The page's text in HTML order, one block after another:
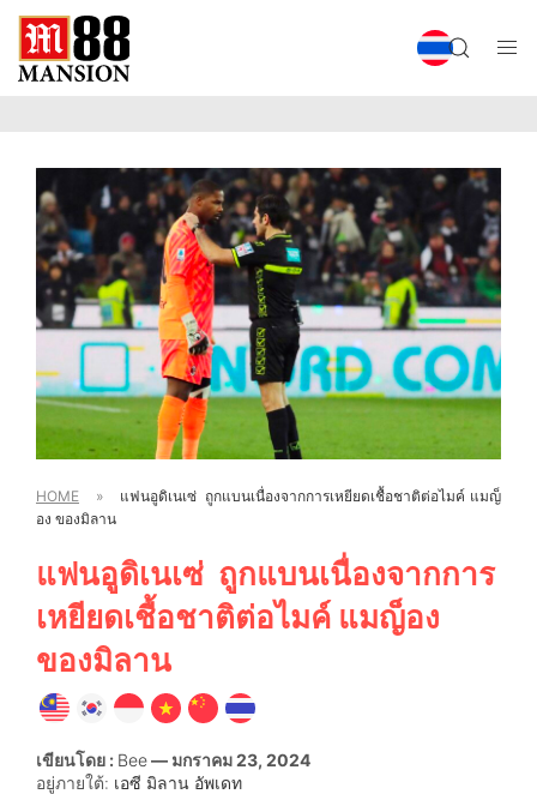
HOME »
แฟนอูดิเนเซ่ ถูกแบนเนื่องจากการเหยียดเชื้อชาติต่อไมค์ แมญ็
อง ของมิลาน
แฟนอูดิเนเซ่ ถูกแบนเนื่องจากการ
เหยียดเชื้อชาติต่อไมค์ แมญ็อง
ของมิลาน
เขียนโดย : Bee— มกราคม 23, 2024
อยู่ภายใต้: เอซี มิลาน อัพเดท